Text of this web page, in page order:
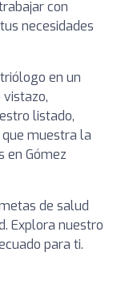
con
necesidades
en un
listado,
muestra la
en Gómez
de salud
Explora nuestro
para ti.